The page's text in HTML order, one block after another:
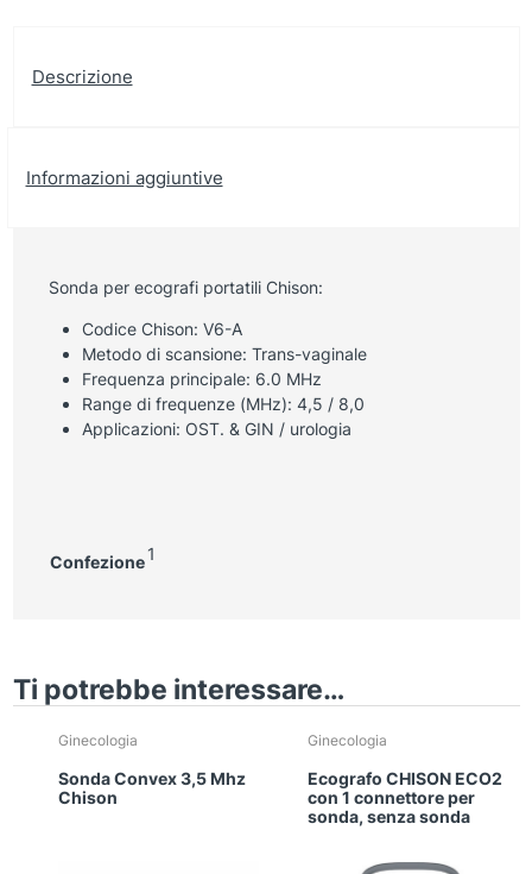
Descrizione
Informazioni aggiuntive
Sonda per ecografi portatili Chison:
Codice Chison: V6-A
Metodo di scansione: Trans-vaginale
Frequenza principale: 6.0 MHz
Range di frequenze (MHz): 4,5 / 8,0
Applicazioni: OST. & GIN / urologia
Confezione 1
Ti potrebbe interessare…
Ginecologia
Sonda Convex 3,5 Mhz
Chison
Ginecologia
Ecografo CHISON ECO2
con 1 connettore per
sonda, senza sonda